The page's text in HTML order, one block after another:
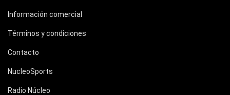
Información comercial
Términos y condiciones
Contacto
NucleoSports
Radio Núcleo